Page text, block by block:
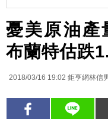
憂美原油產
布蘭特估跌
2018/03/16 19:02 鉅亨網林信